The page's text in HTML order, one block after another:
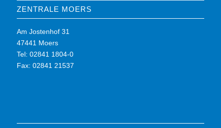
ZENTRALE MOERS
Am Jostenhof 31
47441 Moers
Tel: 02841 1804-0
Fax: 02841 21537